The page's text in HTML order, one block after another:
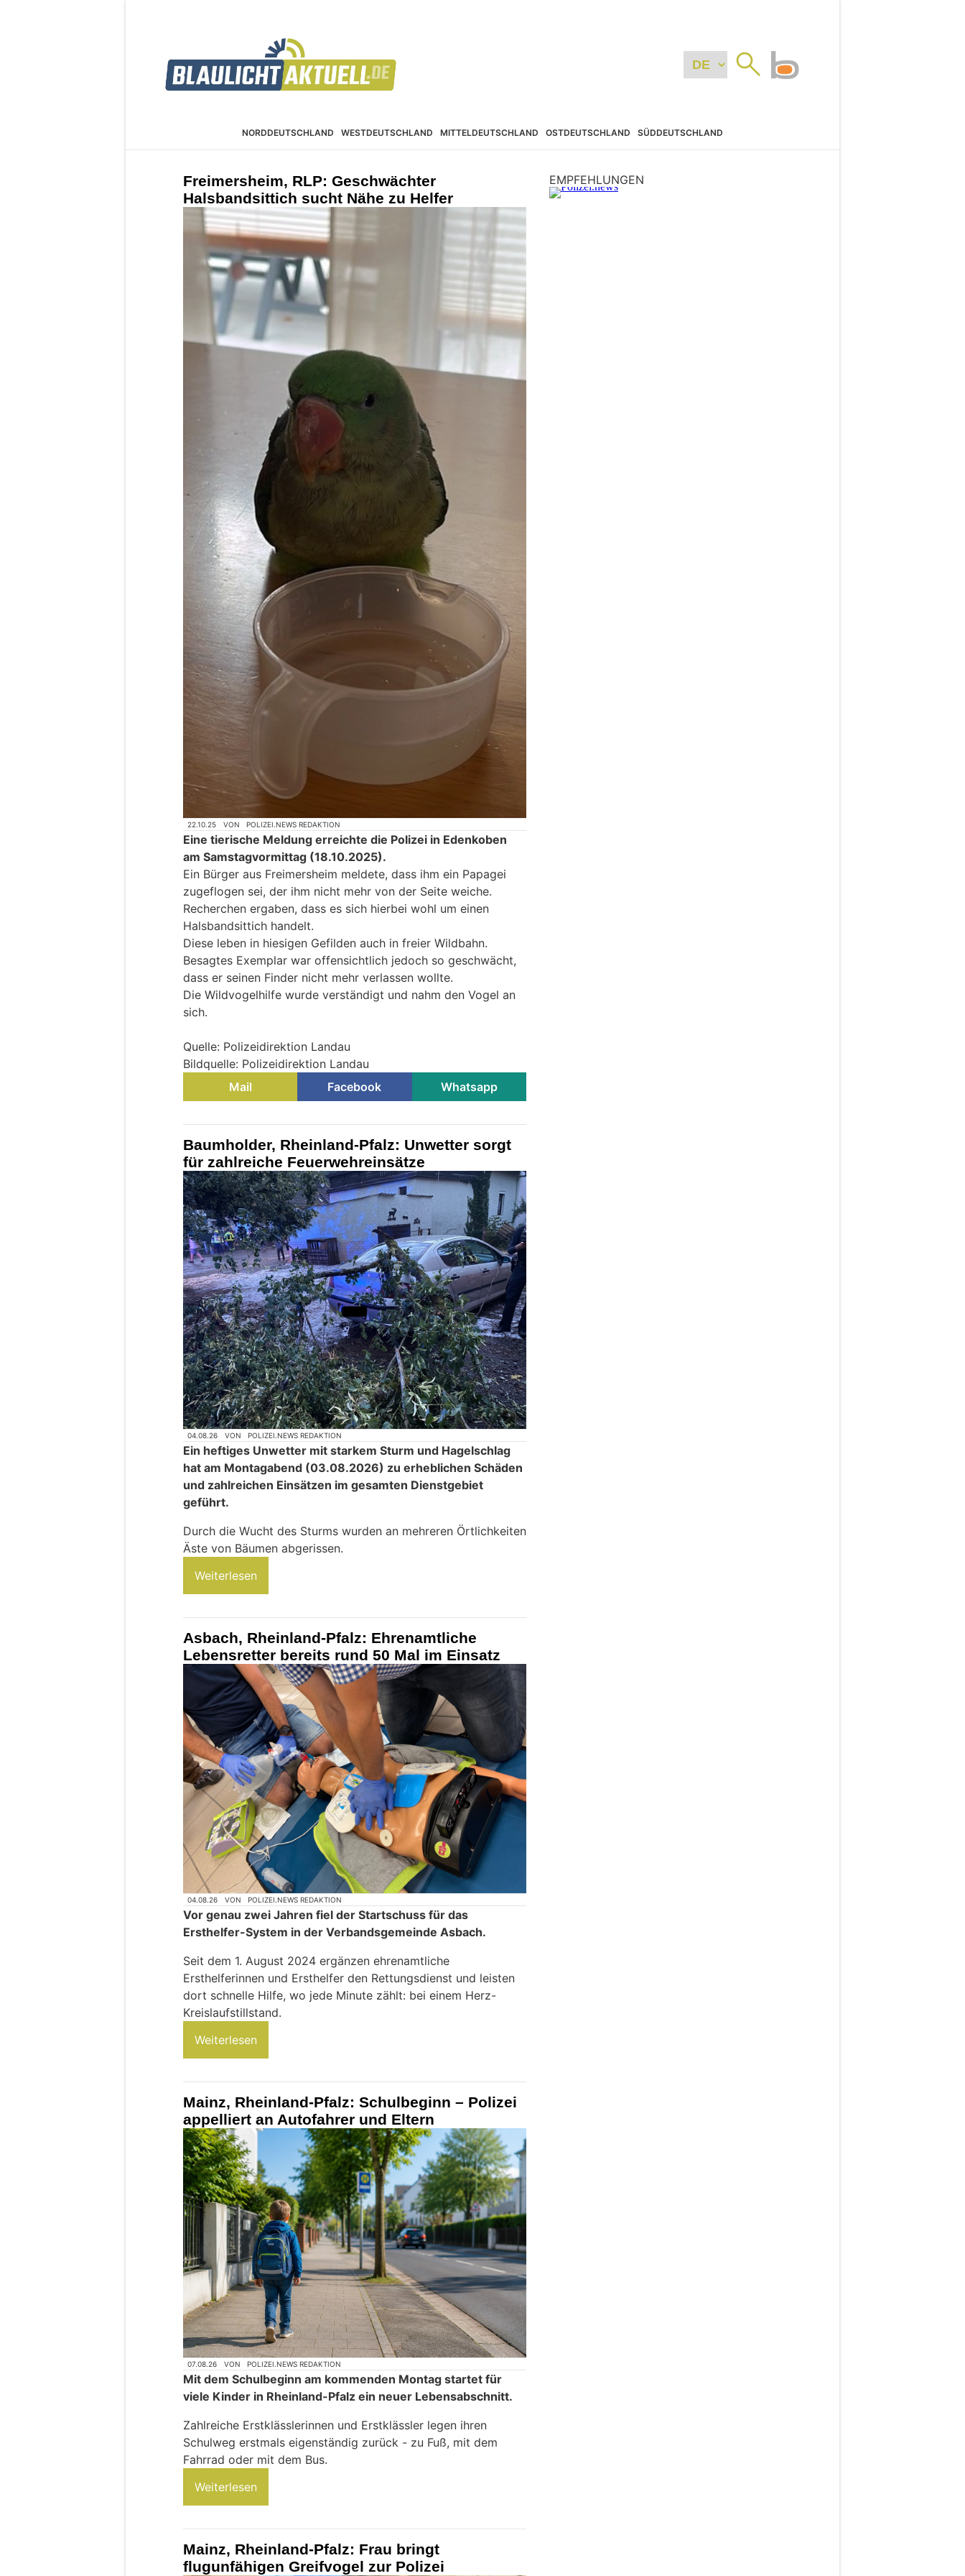
NORDDEUTSCHLAND WESTDEUTSCHLAND MITTELDEUTSCHLAND OSTDEUTSCHLAND SÜDDEUTSCHLAND
Freimersheim, RLP: Geschwächter
Halsbandsittich sucht Nähe zu Helfer
22.10.25 VON POLIZEI.NEWS REDAKTION
Eine tierische Meldung erreichte die Polizei in Edenkoben
am Samstagvormittag (18.10.2025).
Ein Bürger aus Freimersheim meldete, dass ihm ein Papagei
zugeflogen sei, der ihm nicht mehr von der Seite weiche.
Recherchen ergaben, dass es sich hierbei wohl um einen
Halsbandsittich handelt.
Diese leben in hiesigen Gefilden auch in freier Wildbahn.
Besagtes Exemplar war offensichtlich jedoch so geschwächt,
dass er seinen Finder nicht mehr verlassen wollte.
Die Wildvogelhilfe wurde verständigt und nahm den Vogel an
sich.
Quelle: Polizeidirektion Landau
Bildquelle: Polizeidirektion Landau
Mail
Facebook Whatsapp
Baumholder, Rheinland-Pfalz: Unwetter sorgt
für zahlreiche Feuerwehreinsätze
04.08.26 VON POLIZEI.NEWS REDAKTION
Ein heftiges Unwetter mit starkem Sturm und Hagelschlag
hat am Montagabend (03.08.2026) zu erheblichen Schäden
und zahlreichen Einsätzen im gesamten Dienstgebiet
geführt.
Durch die Wucht des Sturms wurden an mehreren Örtlichkeiten
Äste von Bäumen abgerissen.
Weiterlesen
Asbach, Rheinland-Pfalz: Ehrenamtliche
Lebensretter bereits rund 50 Mal im Einsatz
04.08.26 VON POLIZEI.NEWS REDAKTION
Vor genau zwei Jahren fiel der Startschuss für das
Ersthelfer-System in der Verbandsgemeinde Asbach.
Seit dem 1. August 2024 ergänzen ehrenamtliche
Ersthelferinnen und Ersthelfer den Rettungsdienst und leisten
dort schnelle Hilfe, wo jede Minute zählt: bei einem Herz-
Kreislaufstillstand.
Weiterlesen
Mainz, Rheinland-Pfalz: Schulbeginn – Polizei
appelliert an Autofahrer und Eltern
07.08.26 VON POLIZEI.NEWS REDAKTION
Mit dem Schulbeginn am kommenden Montag startet für
viele Kinder in Rheinland-Pfalz ein neuer Lebensabschnitt.
Zahlreiche Erstklässlerinnen und Erstklässler legen ihren
Schulweg erstmals eigenständig zurück - zu Fuß, mit dem
Fahrrad oder mit dem Bus.
Weiterlesen
Mainz, Rheinland-Pfalz: Frau bringt
flugunfähigen Greifvogel zur Polizei
EMPFEHLUNGEN